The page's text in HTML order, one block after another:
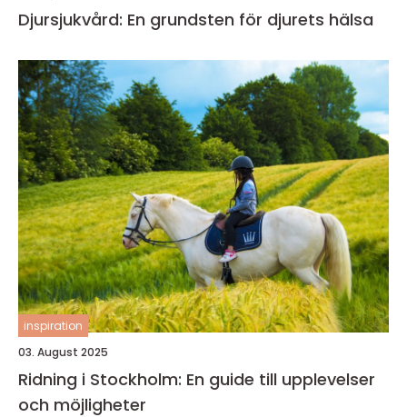
Djursjukvård: En grundsten för djurets hälsa
inspiration
03. August 2025
Ridning i Stockholm: En guide till upplevelser
och möjligheter